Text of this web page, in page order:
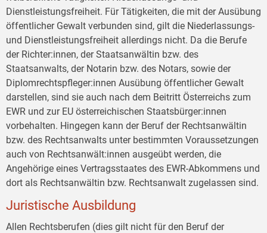
Dienstleistungsfreiheit. Für Tätigkeiten, die mit der Ausübung
öffentlicher Gewalt verbunden sind, gilt die Niederlassungs-
und Dienstleistungsfreiheit allerdings nicht. Da die Berufe
der Richter:innen, der Staatsanwältin bzw. des
Staatsanwalts, der Notarin bzw. des Notars, sowie der
Diplomrechtspfleger:innen Ausübung öffentlicher Gewalt
darstellen, sind sie auch nach dem Beitritt Österreichs zum
EWR und zur EU österreichischen Staatsbürger:innen
vorbehalten. Hingegen kann der Beruf der Rechtsanwältin
bzw. des Rechtsanwalts unter bestimmten Voraussetzungen
auch von Rechtsanwält:innen ausgeübt werden, die
Angehörige eines Vertragsstaates des EWR-Abkommens und
dort als Rechtsanwältin bzw. Rechtsanwalt zugelassen sind.
Juristische Ausbildung
Allen Rechtsberufen (dies gilt nicht für den Beruf der